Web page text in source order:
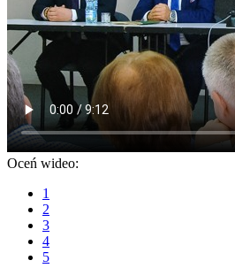
Oceń wideo:
1
2
3
4
5